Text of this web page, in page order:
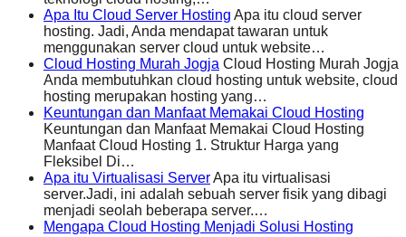
Apa Itu Cloud Server Hosting Apa itu cloud server
hosting. Jadi, Anda mendapat tawaran untuk
menggunakan server cloud untuk website…
Cloud Hosting Murah Jogja Cloud Hosting Murah Jogja
Anda membutuhkan cloud hosting untuk website, cloud
hosting merupakan hosting yang…
Keuntungan dan Manfaat Memakai Cloud Hosting
Keuntungan dan Manfaat Memakai Cloud Hosting
Manfaat Cloud Hosting 1. Struktur Harga yang
Fleksibel Di…
Apa itu Virtualisasi ServerApa itu virtualisasi
server.Jadi, ini adalah sebuah server fisik yang dibagi
menjadi seolah beberapa server.…
Mengapa Cloud Hosting Menjadi Solusi Hosting